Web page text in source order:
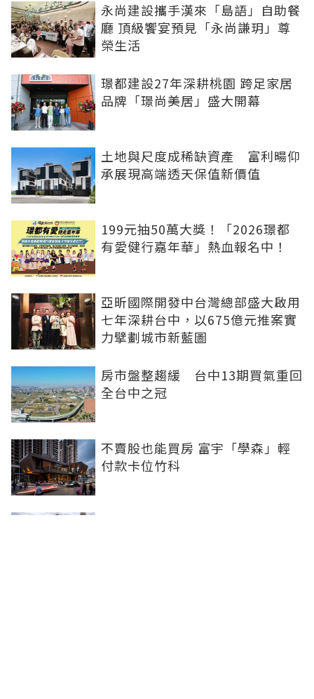
永尚建設攜手漢來「島語」自助餐
廳 頂級饗宴預見「永尚謙玥」尊
榮生活
璟都建設27年深耕桃園 跨足家居
品牌「璟尚美居」盛大開幕
土地與尺度成稀缺資產 富利暘仰
承展現高端透天保值新價值
199元抽50萬大獎！「2026璟都
有愛健行嘉年華」熱血報名中！
亞昕國際開發中台灣總部盛大啟用
七年深耕台中，以675億元推案實
力擘劃城市新藍圖
房市盤整趨緩 台中13期買氣重回
全台中之冠
不賣股也能買房 富宇「學森」輕
付款卡位竹科